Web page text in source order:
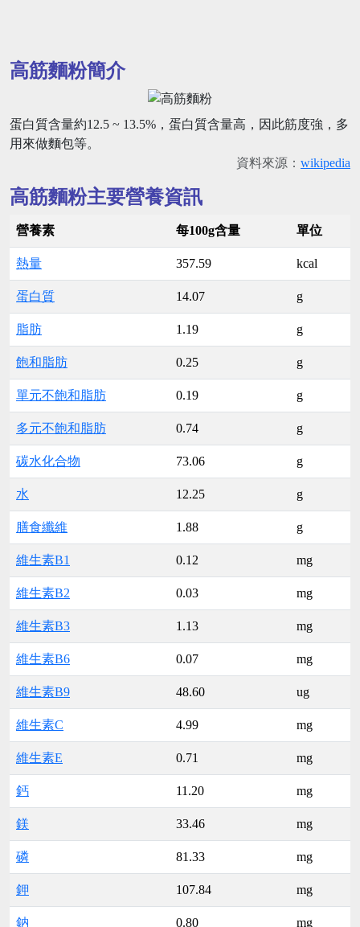
高筋麵粉簡介
蛋白質含量約12.5 ~ 13.5%，蛋白質含量高，因此筋度強，多
用來做麵包等。
資料來源： wikipedia
高筋麵粉主要營養資訊
營養素 每100g含量 單位
熱量 357.59 kcal
蛋白質 14.07 g
脂肪 1.19 g
飽和脂肪 0.25 g
單元不飽和脂肪 0.19 g
多元不飽和脂肪 0.74 g
碳水化合物 73.06 g
水 12.25 g
膳食纖維 1.88 g
維生素B1 0.12 mg
維生素B2 0.03 mg
維生素B3 1.13 mg
維生素B6 0.07 mg
維生素B9 48.60 ug
維生素C 4.99 mg
維生素E 0.71 mg
鈣 11.20 mg
鎂 33.46 mg
磷 81.33 mg
鉀 107.84 mg
鈉 0.80 mg